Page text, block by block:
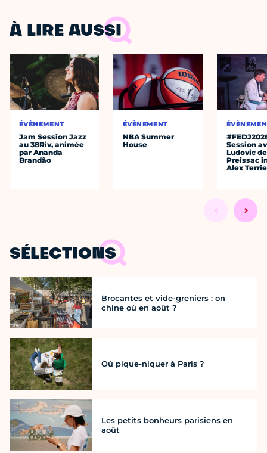
À LIRE AUSSI
ÉVÈNEMENT
Jam Session Jazz
au 38Riv, animée
par Ananda
Brandão
ÉVÈNEMENT
NBA Summer
House
Session
Ludovic de
Preissac
Alex
SÉLECTIONS
Brocantes et vide-greniers : on
chine où en août ?
Où pique-niquer à Paris ?
Les petits bonheurs parisiens en
août